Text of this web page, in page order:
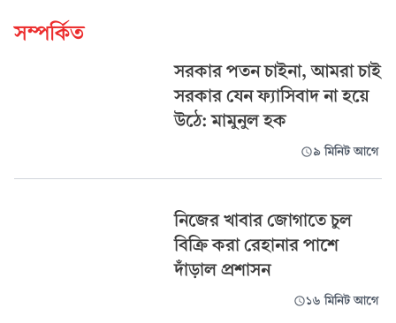
সম্পর্কিত
সরকার পতন চাইনা, আমরা চাই
সরকার যেন ফ্যাসিবাদ না হয়ে
উঠে: মামুনুল হক
৯ মিনিট আগে
নিজের খাবার জোগাতে চুল
বিক্রি করা রেহানার পাশে
দাঁড়াল প্রশাসন
১৬ মিনিট আগে